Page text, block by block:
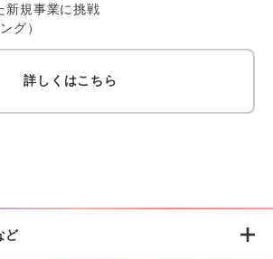
新規事業に挑戦
グ）
詳しくはこちら
ど